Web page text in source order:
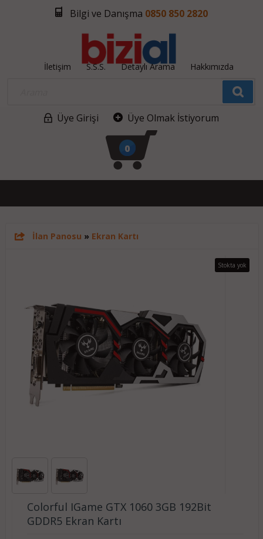
Bilgi ve Danışma 0850 850 2820
İletişim S.S.S. Detaylı Arama Hakkımızda
Üye Girişi Üye Olmak İstiyorum
0
İlan Panosu » Ekran Kartı
Stokta yok
Colorful IGame GTX 1060 3GB 192Bit
GDDR5 Ekran Kartı